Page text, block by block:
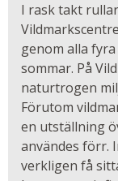
I rask takt
genom alla
sommar. På
naturtrogen
Förutom
en utställning
användes förr.
verkligen få